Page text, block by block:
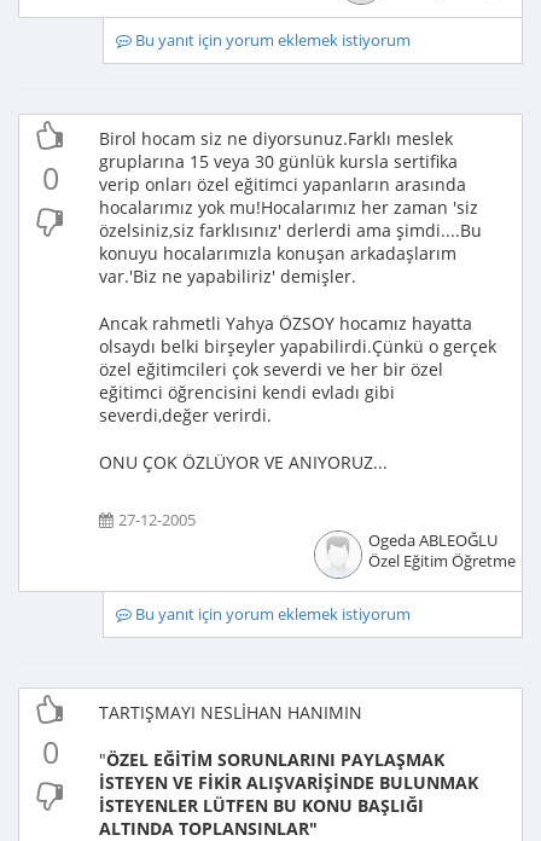
Bu yanıt için yorum eklemek istiyorum
0
Birol hocam siz ne diyorsunuz.Farklı meslek
gruplarına 15 veya 30 günlük kursla sertifika
verip onları özel eğitimci yapanların arasında
hocalarımız yok mu!Hocalarımız her zaman 'siz
özelsiniz,siz farklısınız' derlerdi ama şimdi....Bu
konuyu hocalarımızla konuşan arkadaşlarım
var.'Biz ne yapabiliriz' demişler.
Ancak rahmetli Yahya ÖZSOY hocamız hayatta
olsaydı belki birşeyler yapabilirdi.Çünkü o gerçek
özel eğitimcileri çok severdi ve her bir özel
eğitimci öğrencisini kendi evladı gibi
severdi,değer verirdi.
ONU ÇOK ÖZLÜYOR VE ANIYORUZ...
27-12-2005
Ogeda ABLEOĞLU
Özel Eğitim Öğretmeni
Bu yanıt için yorum eklemek istiyorum
0
TARTIŞMAYI NESLİHAN HANIMIN
"ÖZEL EĞİTİM SORUNLARINI PAYLAŞMAK
İSTEYEN VE FİKİR ALIŞVARİŞİNDE BULUNMAK
İSTEYENLER LÜTFEN BU KONU BAŞLIĞI
ALTINDA TOPLANSINLAR"